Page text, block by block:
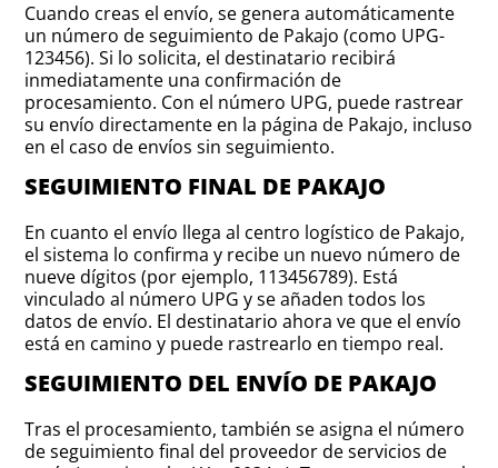
Cuando creas el envío, se genera automáticamente
un número de seguimiento de Pakajo (como UPG-
123456). Si lo solicita, el destinatario recibirá
inmediatamente una confirmación de
procesamiento. Con el número UPG, puede rastrear
su envío directamente en la página de Pakajo, incluso
en el caso de envíos sin seguimiento.
SEGUIMIENTO FINAL DE PAKAJO
En cuanto el envío llega al centro logístico de Pakajo,
el sistema lo confirma y recibe un nuevo número de
nueve dígitos (por ejemplo, 113456789). Está
vinculado al número UPG y se añaden todos los
datos de envío. El destinatario ahora ve que el envío
está en camino y puede rastrearlo en tiempo real.
SEGUIMIENTO DEL ENVÍO DE PAKAJO
Tras el procesamiento, también se asigna el número
de seguimiento final del proveedor de servicios de